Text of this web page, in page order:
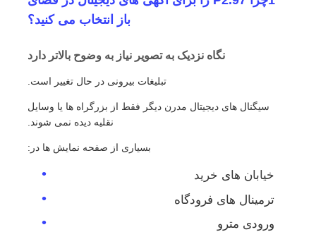
باز انتخاب می کنید؟
نگاه نزدیک به تصویر نیاز به وضوح بالاتر دارد
تبلیغات بیرونی در حال تغییر است.
سیگنال های دیجیتال مدرن دیگر فقط از بزرگراه ها یا وسایل
نقلیه دیده نمی شوند.
بسیاری از صفحه نمایش ها در:
خیابان های خرید
ترمینال های فرودگاه
ورودی مترو